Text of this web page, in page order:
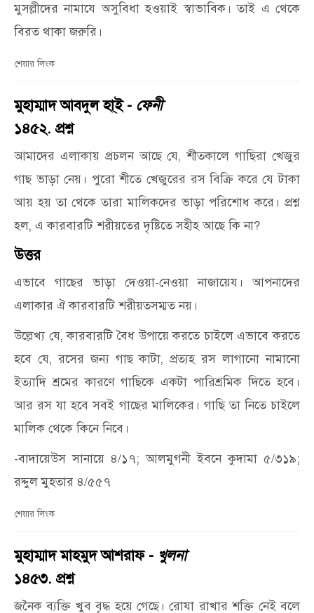
মুসল্লীদের নামাযে অসুবিধা হওয়াই স্বাভাবিক। তাই এ থেকে
বিরত থাকা জরুরি।
শেয়ার লিংক
মুহাম্মাদ আবদুল হা্ই - ফেনী
১৪৫২. প্রশ্ন
আমাদের এলাকায় প্রচলন আছে যে, শীতকালে গাছিরা খেজুর
গাছ ভাড়া নেয়। পুরো শীতে খেজুরের রস বিক্রি করে যে টাকা
আয় হয় তা থেকে তারা মালিকদের ভাড়া পরিশোধ করে। প্রশ্ন
হল, এ কারবারটি শরীয়তের দৃষ্টিতে সহীহ আছে কি না?
উত্তর
এভাবে গাছের ভাড়া দেওয়া-নেওয়া নাজায়েয। আপনাদের
এলাকার ঐ কারবারটি শরীয়তসম্মত নয়।
উল্লেখ্য যে, কারবারটি বৈধ উপায়ে করতে চাইলে এভাবে করতে
হবে যে, রসের জন্য গাছ কাটা, প্রত্যহ রস লাগানো নামানো
ইত্যাদি শ্রমের কারণে গাছিকে একটা পারিশ্রমিক দিতে হবে।
আর রস যা হবে সবই গাছের মালিকের। গাছি তা নিতে চাইলে
মালিক থেকে কিনে নিবে।
-বাদায়েউস সানায়ে ৪/১৭; আলমুগনী ইবনে কুদামা ৫/৩১৯;
রদ্দুল মুহতার ৪/৫৫৭
শেয়ার লিংক
মুহাম্মাদ মাহমুদ আশরাফ - খুলনা
১৪৫৩. প্রশ্ন
জনৈক ব্যক্তি খুব বৃদ্ধ হয়ে গেছে। রোযা রাখার শক্তি নেই বলে